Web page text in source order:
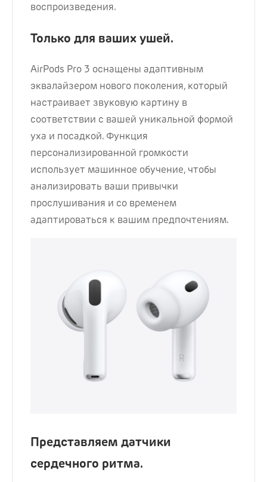
воспроизведения.
Только для ваших ушей.
AirPods Pro 3 оснащены адаптивным
эквалайзером нового поколения, который
настраивает звуковую картину в
соответствии с вашей уникальной формой
уха и посадкой. Функция
персонализированной громкости
использует машинное обучение, чтобы
анализировать ваши привычки
прослушивания и со временем
адаптироваться к вашим предпочтениям.
Представляем датчики
сердечного ритма.